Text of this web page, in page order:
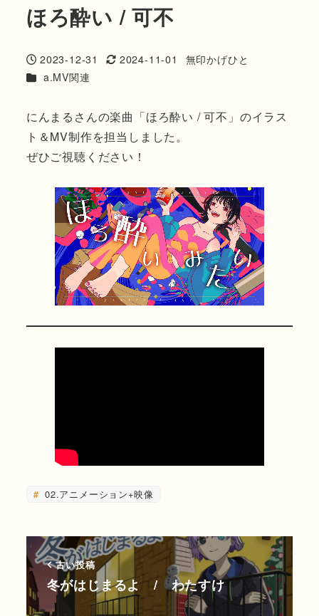
ほろ酔い / 可不
投稿日
2023-12-31
更新日
2024-11-01
著
無印かげひと
カテゴリー
a.MV関連
にんまるさんの楽曲「ほろ酔い / 可不」のイラス
ト＆MV制作を担当しました。
ぜひご視聴ください！
02.アニメーション+映像
古い投稿
冬がはじまるよ / わたすけ